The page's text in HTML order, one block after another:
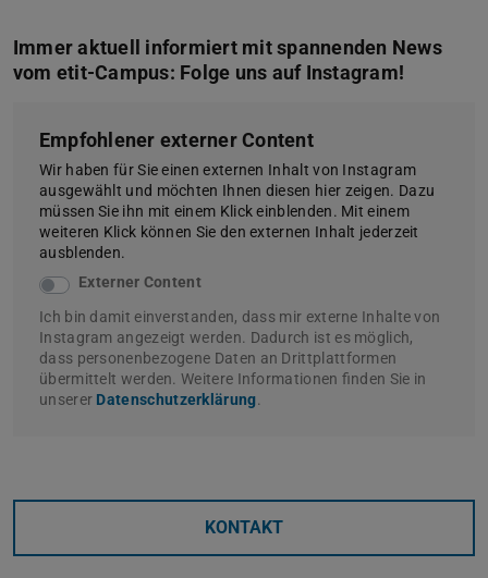
Immer aktuell informiert mit spannenden News
vom etit-Campus: Folge uns auf Instagram!
Empfohlener externer Content
Wir haben für Sie einen externen Inhalt von Instagram
ausgewählt und möchten Ihnen diesen hier zeigen. Dazu
müssen Sie ihn mit einem Klick einblenden. Mit einem
weiteren Klick können Sie den externen Inhalt jederzeit
ausblenden.
Externer Content
Ich bin damit einverstanden, dass mir externe Inhalte von
Instagram angezeigt werden. Dadurch ist es möglich,
dass personenbezogene Daten an Drittplattformen
übermittelt werden. Weitere Informationen finden Sie in
unserer Datenschutzerklärung.
KONTAKT